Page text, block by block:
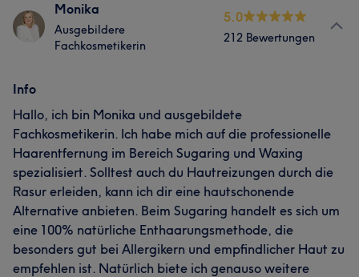
Monika
Ausgebildere
Fachkosmetikerin
5.0
212 Bewertungen
Info
Hallo, ich bin Monika und ausgebildete
Fachkosmetikerin. Ich habe mich auf die professionelle
Haarentfernung im Bereich Sugaring und Waxing
spezialisiert. Solltest auch du Hautreizungen durch die
Rasur erleiden, kann ich dir eine hautschonende
Alternative anbieten. Beim Sugaring handelt es sich um
eine 100% natürliche Enthaarungsmethode, die
besonders gut bei Allergikern und empfindlicher Haut zu
empfehlen ist. Natürlich biete ich genauso weitere